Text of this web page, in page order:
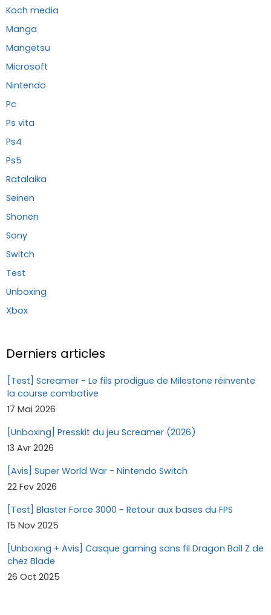
Koch media
Manga
Mangetsu
Microsoft
Nintendo
Pc
Ps vita
Ps4
Ps5
Ratalaika
Seinen
Shonen
Sony
Switch
Test
Unboxing
Xbox
Derniers articles
[Test] Screamer - Le fils prodigue de Milestone réinvente
la course combative
17 Mai 2026
[Unboxing] Presskit du jeu Screamer (2026)
13 Avr 2026
[Avis] Super World War - Nintendo Switch
22 Fev 2026
[Test] Blaster Force 3000 - Retour aux bases du FPS
15 Nov 2025
[Unboxing + Avis] Casque gaming sans fil Dragon Ball Z de
chez Blade
26 Oct 2025